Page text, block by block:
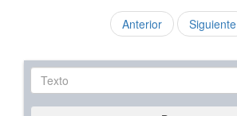
Anterior Siguiente
Texto